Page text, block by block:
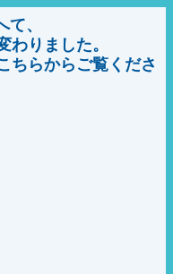
、
りました。
ちらからご覧くださ